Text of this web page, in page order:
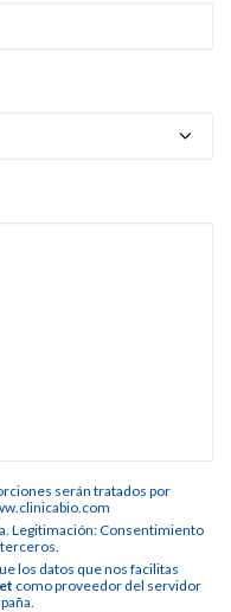
serán tratados por
Legitimación: Consentimiento
los datos que nos facilitas
como proveedor del servidor